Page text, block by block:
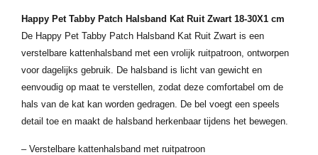
Happy Pet Tabby Patch Halsband Kat Ruit Zwart 18-30X1 cm
De Happy Pet Tabby Patch Halsband Kat Ruit Zwart is een
verstelbare kattenhalsband met een vrolijk ruitpatroon, ontworpen
voor dagelijks gebruik. De halsband is licht van gewicht en
eenvoudig op maat te verstellen, zodat deze comfortabel om de
hals van de kat kan worden gedragen. De bel voegt een speels
detail toe en maakt de halsband herkenbaar tijdens het bewegen.
– Verstelbare kattenhalsband met ruitpatroon